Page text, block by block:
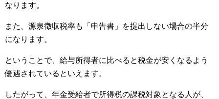
なります。
また、源泉徴収税率も「申告書」を提出しない場合の半分
になります。
ということで、給与所得者に比べると税金が安くなるよう
優遇されているといえます。
したがって、年金受給者で所得税の課税対象となる人が、